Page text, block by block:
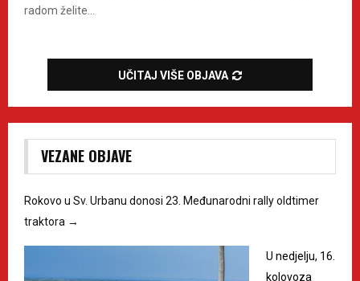
radom želite...
UČITAJ VIŠE OBJAVA
VEZANE OBJAVE
Rokovo u Sv. Urbanu donosi 23. Međunarodni rally oldtimer
traktora →
U nedjelju, 16.
kolovoza